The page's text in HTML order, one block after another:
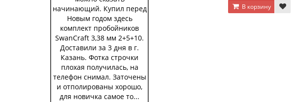
начинающий. Купил перед
Новым годом здесь
комплект пробойников
SwanCraft 3,38 мм 2+5+10.
Доставили за 3 дня в г.
Казань. Фотка строчки
плохая получилась, на
телефон снимал. Заточены
и отполированы хорошо,
для новичка самое то...
В корзину В корзину